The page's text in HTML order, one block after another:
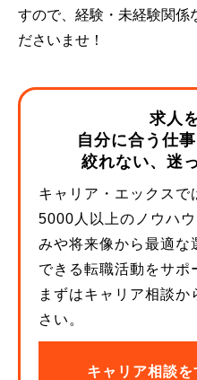
すので、経験・未経験関係
ださいませ！
求人
自分に合う仕
絞れない、迷
キャリア・エックスで
5000人以上のノウハ
みや将来像から最適な
できる転職活動をサポ
まずはキャリア相談
さい。
キャリア相談